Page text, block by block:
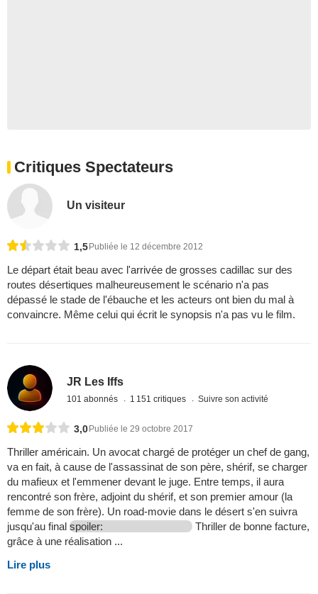
Critiques Spectateurs
Un visiteur
1,5 Publiée le 12 décembre 2012
Le départ était beau avec l'arrivée de grosses cadillac sur des
routes désertiques malheureusement le scénario n'a pas
dépassé le stade de l'ébauche et les acteurs ont bien du mal à
convaincre. Même celui qui écrit le synopsis n'a pas vu le film.
JR Les Iffs
101 abonnés 1 151 critiques Suivre son activité
3,0Publiée le 29 octobre 2017
Thriller américain. Un avocat chargé de protéger un chef de gang,
va en fait, à cause de l'assassinat de son père, shérif, se charger
du mafieux et l'emmener devant le juge. Entre temps, il aura
rencontré son frère, adjoint du shérif, et son premier amour (la
femme de son frère). Un road-movie dans le désert s'en suivra
jusqu'au final spoiler:
Thriller de bonne facture,
grâce à une réalisation ...
Lire plus